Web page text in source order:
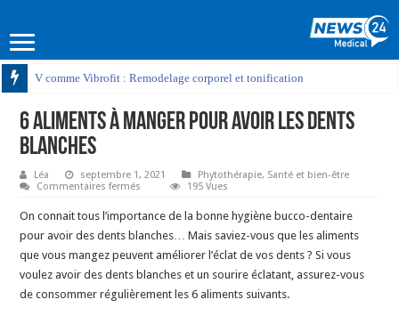
V comme Vibrofit : Remodelage corporel et tonification
6 aliments à manger pour avoir les dents
blanches
Léa septembre 1, 2021 Phytothérapie, Santé et bien-être
Commentaires fermés
aliments
à
manger
pour
avoir
dents
blanches
195 Vues
On connait tous l’importance de la bonne hygiène bucco-dentaire
pour avoir des dents blanches… Mais saviez-vous que les aliments
que vous mangez peuvent améliorer l’éclat de vos dents ? Si vous
voulez avoir des dents blanches et un sourire éclatant, assurez-vous
de consommer régulièrement les 6 aliments suivants.